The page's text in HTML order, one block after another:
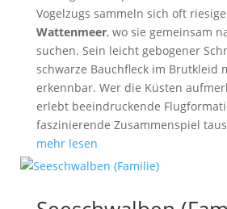
Vogelzugs sammeln sich oft riesige
Wattenmeer, wo sie gemeinsam
suchen. Sein leicht gebogener
schwarze Bauchfleck im Brutkleid
erkennbar. Wer die Küsten
erlebt beeindruckende
faszinierende Zusammenspiel
mehr lesen